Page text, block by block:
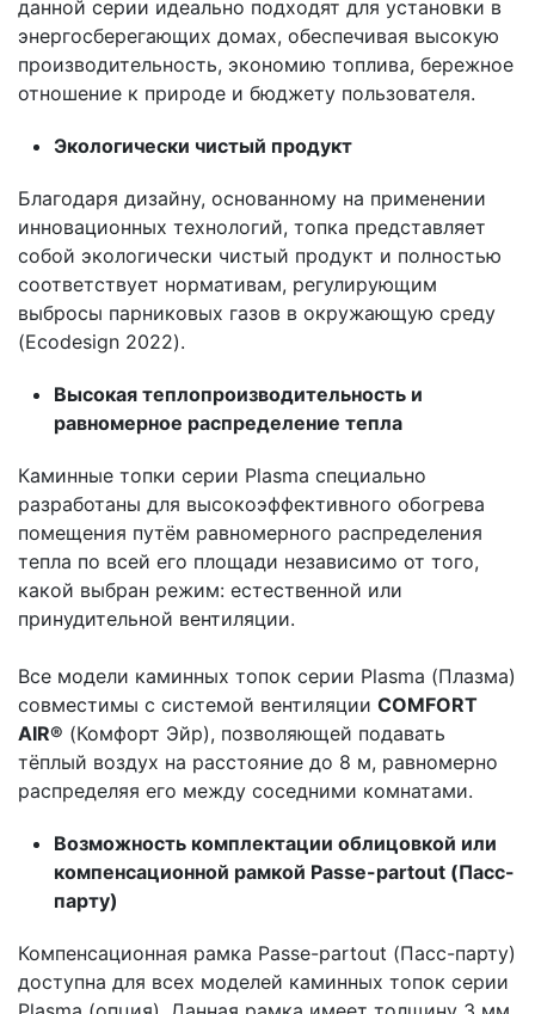
данной серии идеально подходят для установки в
энергосберегающих домах, обеспечивая высокую
производительность, экономию топлива, бережное
отношение к природе и бюджету пользователя.
Экологически чистый продукт
Благодаря дизайну, основанному на применении
инновационных технологий, топка представляет
собой экологически чистый продукт и полностью
соответствует нормативам, регулирующим
выбросы парниковых газов в окружающую среду
(Ecodesign 2022).
Высокая теплопроизводительность и
равномерное распределение тепла
Каминные топки серии Plasma специально
разработаны для высокоэффективного обогрева
помещения путём равномерного распределения
тепла по всей его площади независимо от того,
какой выбран режим: естественной или
принудительной вентиляции.
Все модели каминных топок серии Plasma (Плазма)
совместимы с системой вентиляции COMFORT
AIR® (Комфорт Эйр), позволяющей подавать
тёплый воздух на расстояние до 8 м, равномерно
распределяя его между соседними комнатами.
Возможность комплектации облицовкой или
компенсационной рамкой Passe-partout (Пасс-
парту)
Компенсационная рамка Passe-partout (Пасс-парту)
доступна для всех моделей каминных топок серии